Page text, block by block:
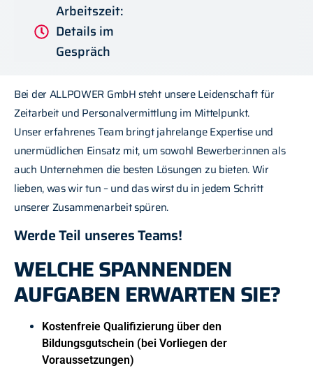
Arbeitszeit:
Details im
Gespräch
Bei der ALLPOWER GmbH steht unsere Leidenschaft für
Zeitarbeit und Personalvermittlung im Mittelpunkt.
Unser erfahrenes Team bringt jahrelange Expertise und
unermüdlichen Einsatz mit, um sowohl Bewerber:innen als
auch Unternehmen die besten Lösungen zu bieten. Wir
lieben, was wir tun – und das wirst du in jedem Schritt
unserer Zusammenarbeit spüren.
Werde Teil unseres Teams!
WELCHE SPANNENDEN
AUFGABEN ERWARTEN SIE?
Kostenfreie Qualifizierung über den
Bildungsgutschein (bei Vorliegen der
Voraussetzungen)